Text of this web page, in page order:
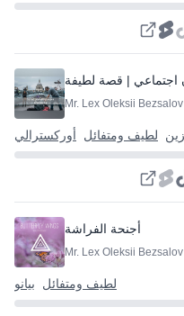
اجتماعي | قصة لطيفة
Mr. Lex Oleksii Bezsalov
أوركسترالي لطيف ومتفائل
أجنحة الفراشة
Mr. Lex Oleksii Bezsalov
بيانو لطيف ومتفائل